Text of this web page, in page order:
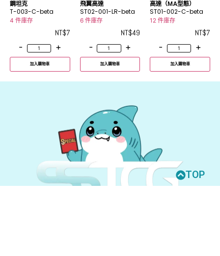
鋼坦克
T-003-C-beta
4 件庫存
NT$7
-
+
加入購物車
飛翼高達
ST02-001-LR-beta
6 件庫存
NT$49
-
+
加入購物車
高達（MA型態）
ST01-002-C-beta
12 件庫存
NT$7
-
+
加入購物車
TOP